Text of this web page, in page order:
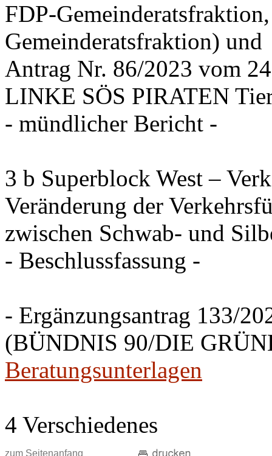
FDP-
Gemeinderatsfraktion) und
Antrag Nr. 86/2023 vom
LINKE SÖS PIRATEN
- mündlicher Bericht -
3 b Superblock West –
Veränderung der
zwischen Schwab- und
- Beschlussfassung -
- Ergänzungsantrag 133/
(BÜNDNIS 90/DIE
Beratungsunterlagen
4 Verschiedenes
zum Seitenanfang